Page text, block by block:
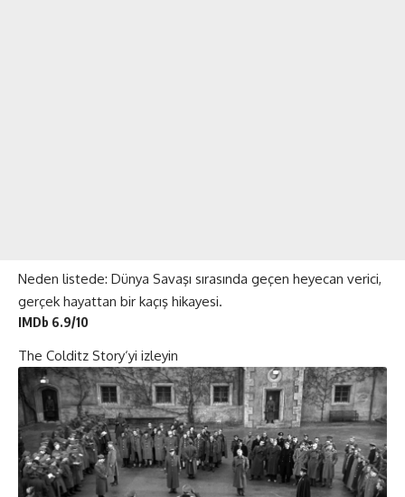
Neden listede: Dünya Savaşı sırasında geçen heyecan verici,
gerçek hayattan bir kaçış hikayesi.
IMDb 6.9/10
The Colditz Story‘yi izleyin